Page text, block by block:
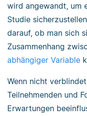
wird angewandt, um
Studie
darauf, ob man sich
Zusammenhang
abhängiger Variable
Wenn nicht
Teilnehmenden und
Erwartungen